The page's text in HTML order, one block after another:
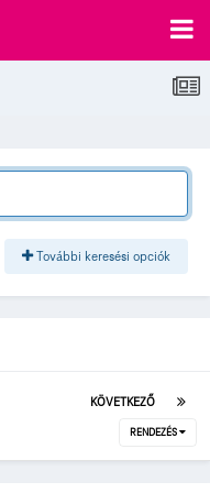
További keresési opciók
KÖVETKEZŐ
RENDEZÉS